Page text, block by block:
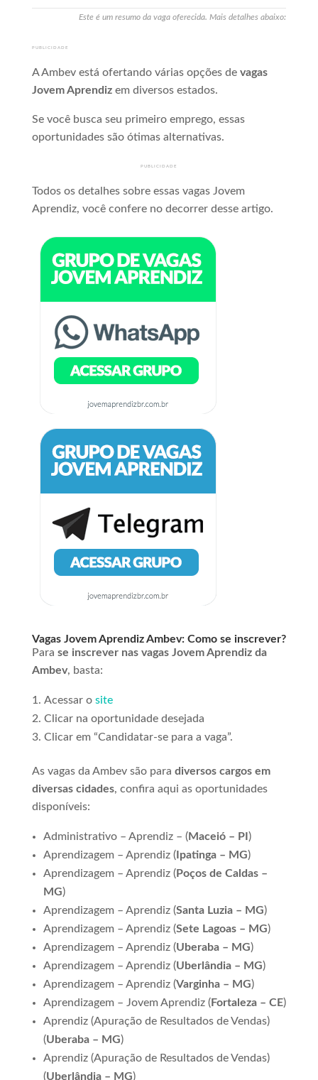
Este é um resumo da vaga oferecida. Mais detalhes abaixo:
PUBLICIDADE
A Ambev está ofertando várias opções de vagas
Jovem Aprendizem diversos estados.
Se você busca seu primeiro emprego, essas
oportunidades são ótimas alternativas.
PUBLICIDADE
Todos os detalhes sobre essas vagas Jovem
Aprendiz, você confere no decorrer desse artigo.
Vagas Jovem Aprendiz Ambev: Como se inscrever?
Para se inscrever nas vagas Jovem Aprendiz da
Ambev, basta:
Acessar o site
Clicar na oportunidade desejada
Clicar em “Candidatar-se para a vaga”.
As vagas da Ambev são para diversos cargos em
diversas cidades, confira aqui as oportunidades
disponíveis:
Administrativo – Aprendiz – (Maceió – PI )
Aprendizagem – Aprendiz (Ipatinga – MG)
Aprendizagem – Aprendiz (Poços de Caldas –
MG)
Aprendizagem – Aprendiz (Santa Luzia – MG)
Aprendizagem – Aprendiz (Sete Lagoas – MG)
Aprendizagem – Aprendiz (Uberaba – MG)
Aprendizagem – Aprendiz (Uberlândia – MG)
Aprendizagem – Aprendiz (Varginha – MG)
Aprendizagem – Jovem Aprendiz (Fortaleza – CE)
Aprendiz (Apuração de Resultados de Vendas)
(Uberaba – MG)
Aprendiz (Apuração de Resultados de Vendas)
(Uberlândia – MG)